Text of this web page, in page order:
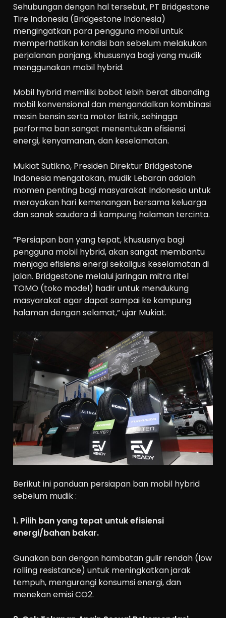
Sehubungan dengan hal tersebut, PT Bridgestone
Tire Indonesia (Bridgestone Indonesia)
mengingatkan para pengguna mobil untuk
memperhatikan kondisi ban sebelum melakukan
perjalanan panjang, khususnya bagi yang mudik
menggunakan mobil hybrid.
Mobil hybrid memiliki bobot lebih berat dibanding
mobil konvensional dan mengandalkan kombinasi
mesin bensin serta motor listrik, sehingga
performa ban sangat menentukan efisiensi
energi, kenyamanan, dan keselamatan.
Mukiat Sutikno, Presiden Direktur Bridgestone
Indonesia mengatakan, mudik Lebaran adalah
momen penting bagi masyarakat Indonesia untuk
merayakan hari kemenangan bersama keluarga
dan sanak saudara di kampung halaman tercinta.
“Persiapan ban yang tepat, khususnya bagi
pengguna mobil hybrid, akan sangat membantu
menjaga efisiensi energi sekaligus keselamatan di
jalan. Bridgestone melalui jaringan mitra ritel
TOMO (toko model) hadir untuk mendukung
masyarakat agar dapat sampai ke kampung
halaman dengan selamat,” ujar Mukiat.
Berikut ini panduan persiapan ban mobil hybrid
sebelum mudik :
1. Pilih ban yang tepat untuk efisiensi
energi/bahan bakar.
Gunakan ban dengan hambatan gulir rendah (low
rolling resistance) untuk meningkatkan jarak
tempuh, mengurangi konsumsi energi, dan
menekan emisi CO2.